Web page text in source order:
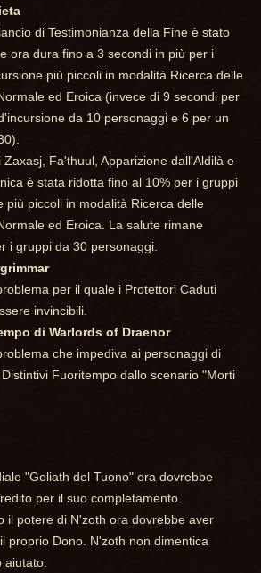
di Testimonianza della Fine è stato
ora dura fino a 3 secondi in più per i
più piccoli in modalità Ricerca delle
ed Eroica (invece di 9 secondi per
da 10 personaggi e 6 per un
Zaxasj, Fa'thuul, Apparizione dall'Aldilà e
è stata ridotta fino al 10% per i gruppi
più piccoli in modalità Ricerca delle
ed Eroica. La salute rimane
i gruppi da 30 personaggi.
per il quale i Protettori Caduti
invincibili.
di Warlords of Draenor
che impediva ai personaggi di
Fuoritempo dallo scenario "Morti
"Goliath del Tuono" ora dovrebbe
per il suo completamento.
il potere di N'zoth ora dovrebbe aver
proprio Dono. N'zoth non dimentica